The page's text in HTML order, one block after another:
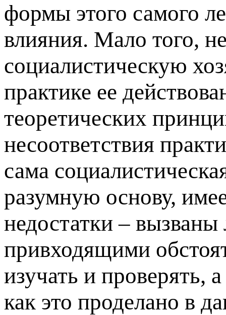
формы этого самого
влияния. Мало того,
социалистическую
практике ее
теоретических
несоответствия
сама
разумную основу,
недостатки –
привходящими
изучать и проверять,
как это проделано в